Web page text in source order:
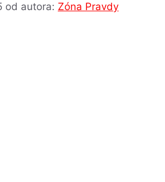
od autora: Zóna Pravdy